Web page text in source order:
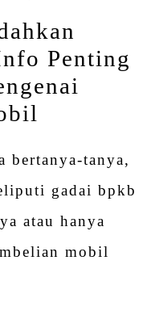
Penting
bertanya-tanya,
gadai bpkb
atau hanya
mobil